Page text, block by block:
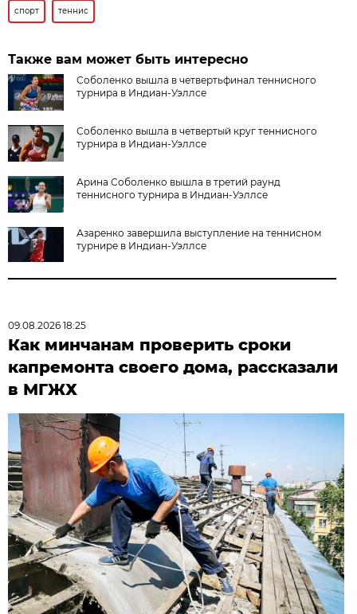
спорт теннис
Также вам может быть интересно
Соболенко вышла в четвертьфинал теннисного
турнира в Индиан-Уэллсе
Соболенко вышла в четвертый круг теннисного
турнира в Индиан-Уэллсе
Арина Соболенко вышла в третий раунд
теннисного турнира в Индиан-Уэллсе
Азаренко завершила выступление на теннисном
турнире в Индиан-Уэллсе
09.08.2026 18:25
Как минчанам проверить сроки
капремонта своего дома, рассказали
в МГЖХ